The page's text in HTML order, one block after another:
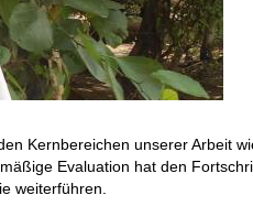
Kernbereichen unserer Arbeit
Evaluation hat den
weiterführen.